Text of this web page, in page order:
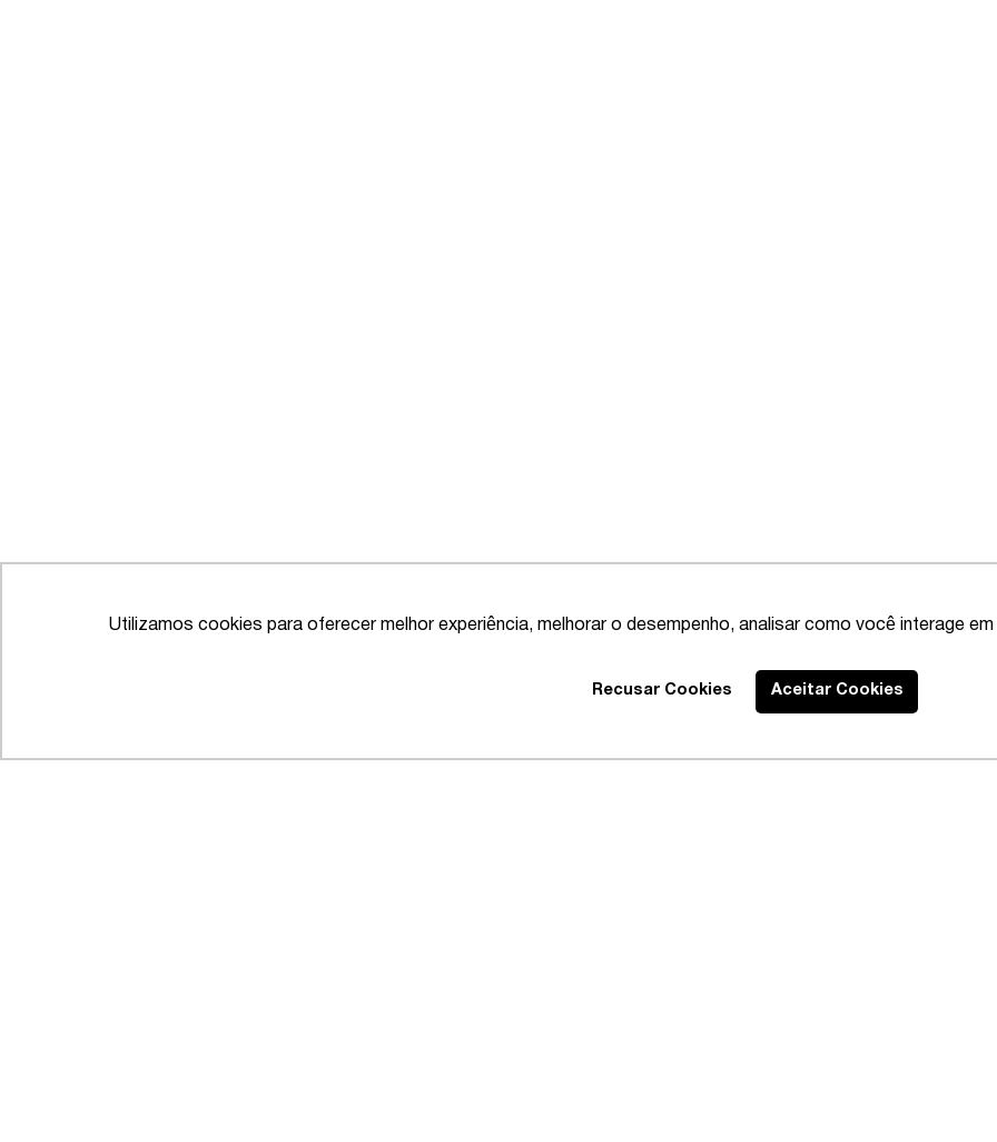
Utilizamos cookies para oferecer melhor experiência, melhorar o desempenho, analisar como você interage
Recusar Cookies Aceitar Cookies